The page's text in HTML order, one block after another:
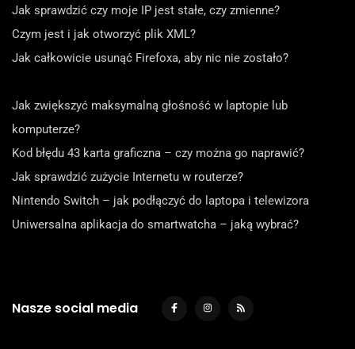
Jak sprawdzić czy moje IP jest stałe, czy zmienne?
Czym jest i jak otworzyć plik XML?
Jak całkowicie usunąć Firefoxa, aby nic nie zostało?
Jak zwiększyć maksymalną głośność w laptopie lub
komputerze?
Kod błędu 43 karta graficzna – czy można go naprawić?
Jak sprawdzić zużycie Internetu w routerze?
Nintendo Switch – jak podłączyć do laptopa i telewizora
Uniwersalna aplikacja do smartwatcha – jaką wybrać?
Nasze social media